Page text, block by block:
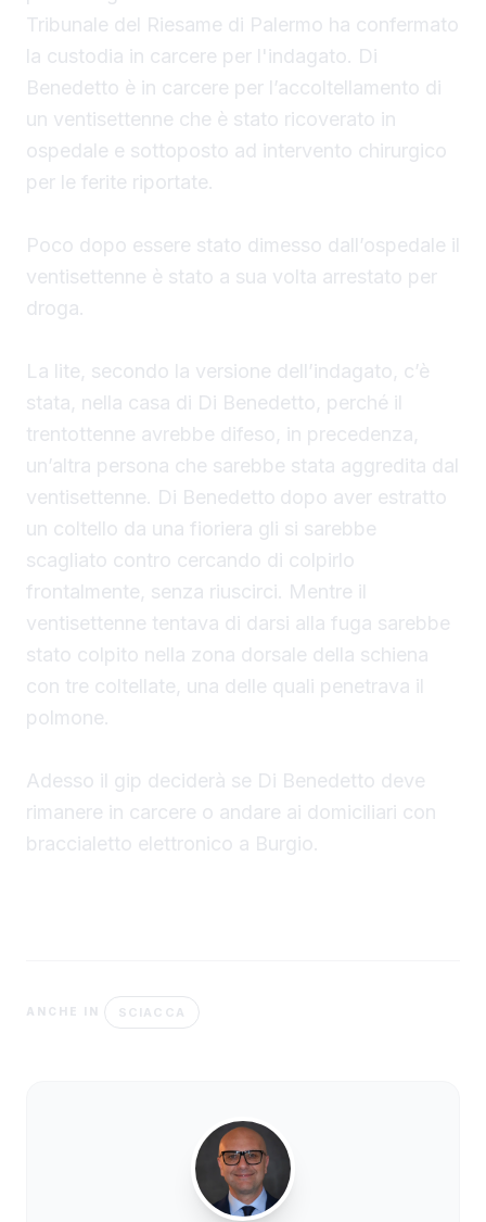
Tribunale del Riesame di Palermo ha confermato
la custodia in carcere per l'indagato. Di
Benedetto è in carcere per l’accoltellamento di
un ventisettenne che è stato ricoverato in
ospedale e sottoposto ad intervento chirurgico
per le ferite riportate.
Poco dopo essere stato dimesso dall’ospedale il
ventisettenne è stato a sua volta arrestato per
droga.
La lite, secondo la versione dell’indagato, c’è
stata, nella casa di Di Benedetto, perché il
trentottenne avrebbe difeso, in precedenza,
un’altra persona che sarebbe stata aggredita dal
ventisettenne. Di Benedetto dopo aver estratto
un coltello da una fioriera gli si sarebbe
scagliato contro cercando di colpirlo
frontalmente, senza riuscirci. Mentre il
ventisettenne tentava di darsi alla fuga sarebbe
stato colpito nella zona dorsale della schiena
con tre coltellate, una delle quali penetrava il
polmone.
Adesso il gip deciderà se Di Benedetto deve
rimanere in carcere o andare ai domiciliari con
braccialetto elettronico a Burgio.
ANCHE IN SCIACCA